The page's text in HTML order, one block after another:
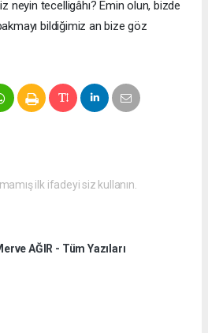
neyin tecelligâhı? Emin olun, bizde
bildiğimiz an bize göz
ilk ifadeyi siz kullanın.
AĞIR - Tüm Yazıları